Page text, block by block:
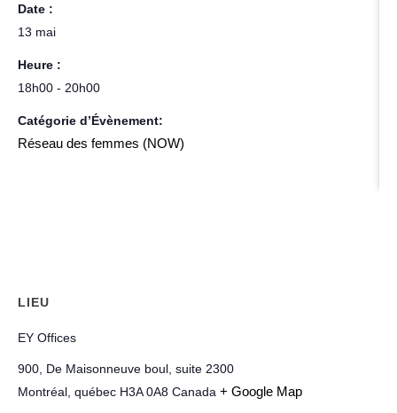
Date :
13 mai
Heure :
18h00 - 20h00
Catégorie d’Évènement:
Réseau des femmes (NOW)
LIEU
EY Offices
900, De Maisonneuve boul, suite 2300
Montréal québec H3A 0A8 Canada + Google Map